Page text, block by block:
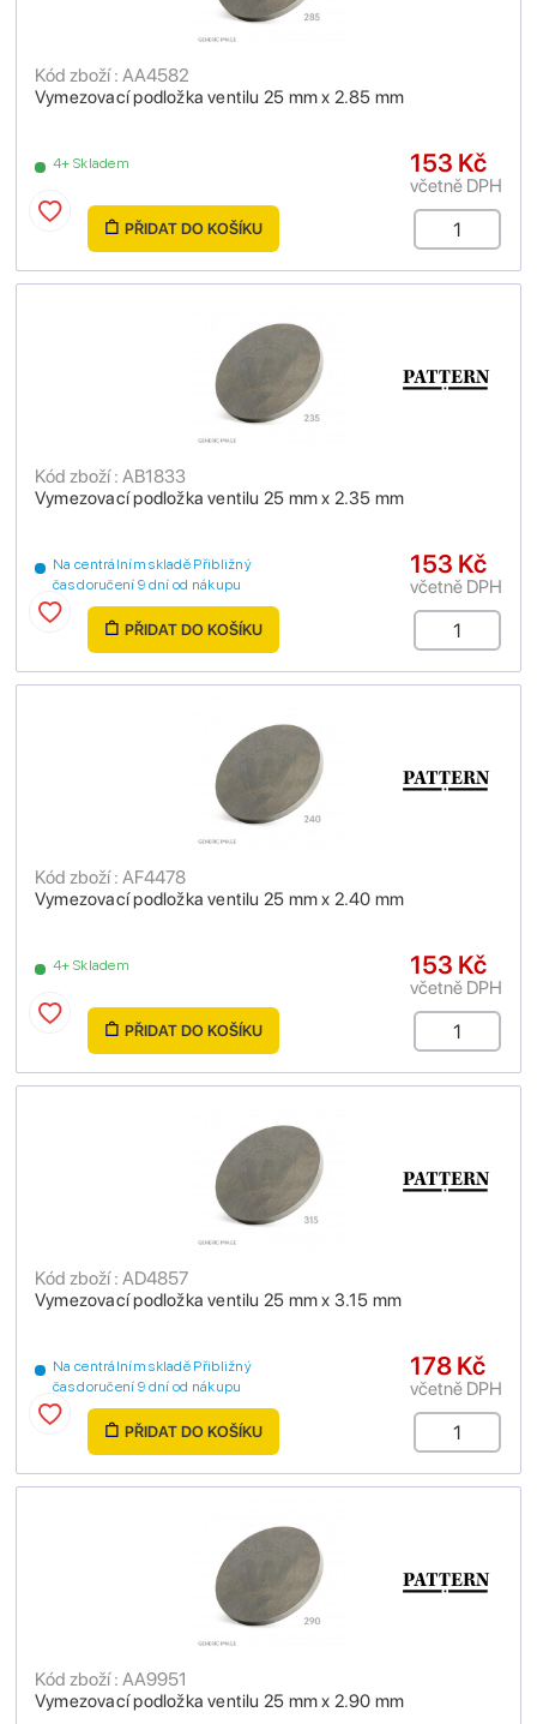
Vymezovací podložka ventilu 25 mm x 2.85 mm
Kód zboží : AA4582
4+ Skladem 153 Kč
včetně DPH
PŘIDAT DO KOŠÍKU
Vymezovací podložka ventilu 25 mm x 2.35 mm
Kód zboží : AB1833
Na centrálním skladě Přibližný
čas doručení 9 dní od nákupu
153 Kč
včetně DPH
PŘIDAT DO KOŠÍKU
Vymezovací podložka ventilu 25 mm x 2.40 mm
Kód zboží : AF4478
4+ Skladem 153 Kč
včetně DPH
PŘIDAT DO KOŠÍKU
Vymezovací podložka ventilu 25 mm x 3.15 mm
Kód zboží : AD4857
Na centrálním skladě Přibližný
čas doručení 9 dní od nákupu
178 Kč
včetně DPH
PŘIDAT DO KOŠÍKU
Vymezovací podložka ventilu 25 mm x 2.90 mm
Kód zboží : AA9951